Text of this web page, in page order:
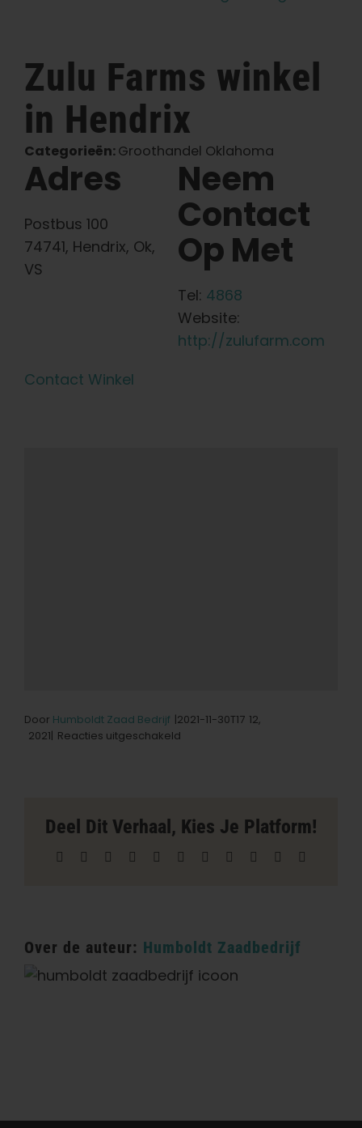
Zoeken:
Zulu Farms winkel
in Hendrix
Categorieën:Groothandel Oklahoma
Adres
Postbus 100
74741, Hendrix, Ok,
VS
Neem
Contact
Op Met
Tel: 4868
Website:
http://zulufarm.com
Contact Winkel
Door Humboldt Zaad Bedrijf |2021-11-30T17 12,
2021| Reacties uitgeschakeld
Hendrix
Deel Dit Verhaal, Kies Je Platform!
Facebook Reddit LinkedInWhatsAppTelegram
TumblrPinterest Xing
Over de auteur: Humboldt Zaadbedrijf